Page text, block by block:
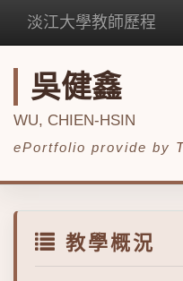
淡江大學教師歷程
吳健鑫
WU, CHIEN-HSIN
ePortfolio provide by
教學概況